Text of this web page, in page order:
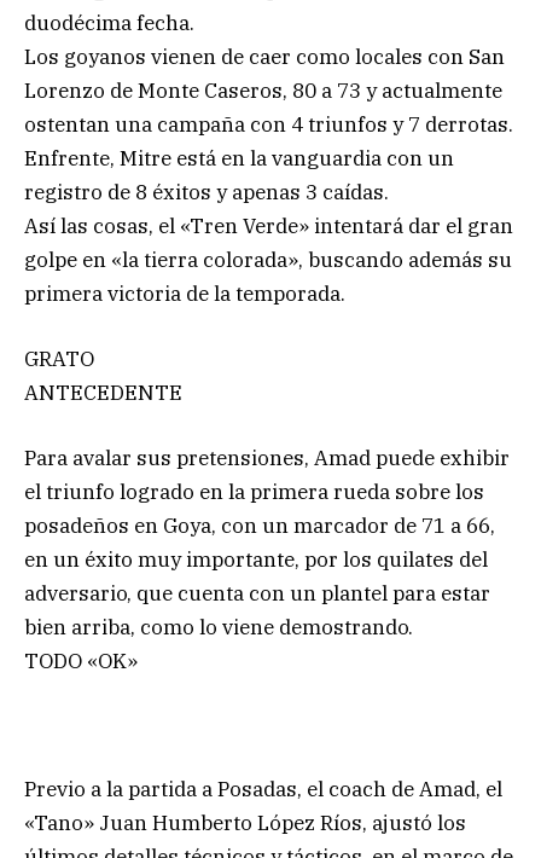
duodécima fecha.
Los goyanos vienen de caer como locales con San
Lorenzo de Monte Caseros, 80 a 73 y actualmente
ostentan una campaña con 4 triunfos y 7 derrotas.
Enfrente, Mitre está en la vanguardia con un
registro de 8 éxitos y apenas 3 caídas.
Así las cosas, el «Tren Verde» intentará dar el gran
golpe en «la tierra colorada», buscando además su
primera victoria de la temporada.
GRATO
ANTECEDENTE
Para avalar sus pretensiones, Amad puede exhibir
el triunfo logrado en la primera rueda sobre los
posadeños en Goya, con un marcador de 71 a 66,
en un éxito muy importante, por los quilates del
adversario, que cuenta con un plantel para estar
bien arriba, como lo viene demostrando.
TODO «OK»
Previo a la partida a Posadas, el coach de Amad, el
«Tano» Juan Humberto López Ríos, ajustó los